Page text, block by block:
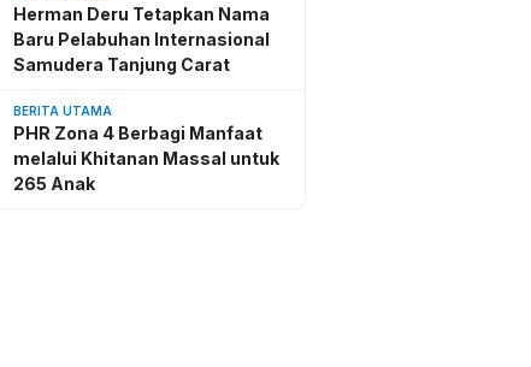
Herman Deru Tetapkan Nama
Baru Pelabuhan Internasional
Samudera Tanjung Carat
BERITA UTAMA
PHR Zona 4 Berbagi Manfaat
melalui Khitanan Massal untuk
265 Anak